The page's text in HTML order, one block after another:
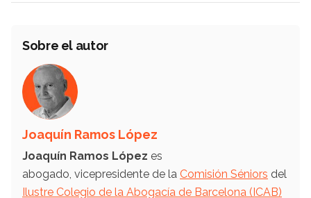
Sobre el autor
Joaquín Ramos López
Joaquín Ramos López es
abogado, vicepresidente de la Comisión Séniors del
Ilustre Colegio de la Abogacía de Barcelona (ICAB)